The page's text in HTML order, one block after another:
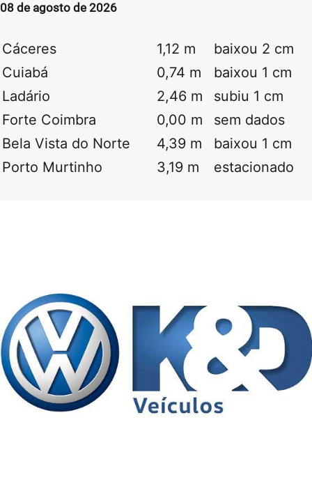
08 de agosto de 2026
Cáceres 1,12 m
baixou 2 cm
Cuiabá
0,74 m
baixou 1 cm
Ladário
2,46 m
subiu 1 cm
Forte Coimbra
0,00 m
sem dados
Bela Vista do Norte
4,39 m
baixou 1 cm
Porto Murtinho
3,19 m estacionado